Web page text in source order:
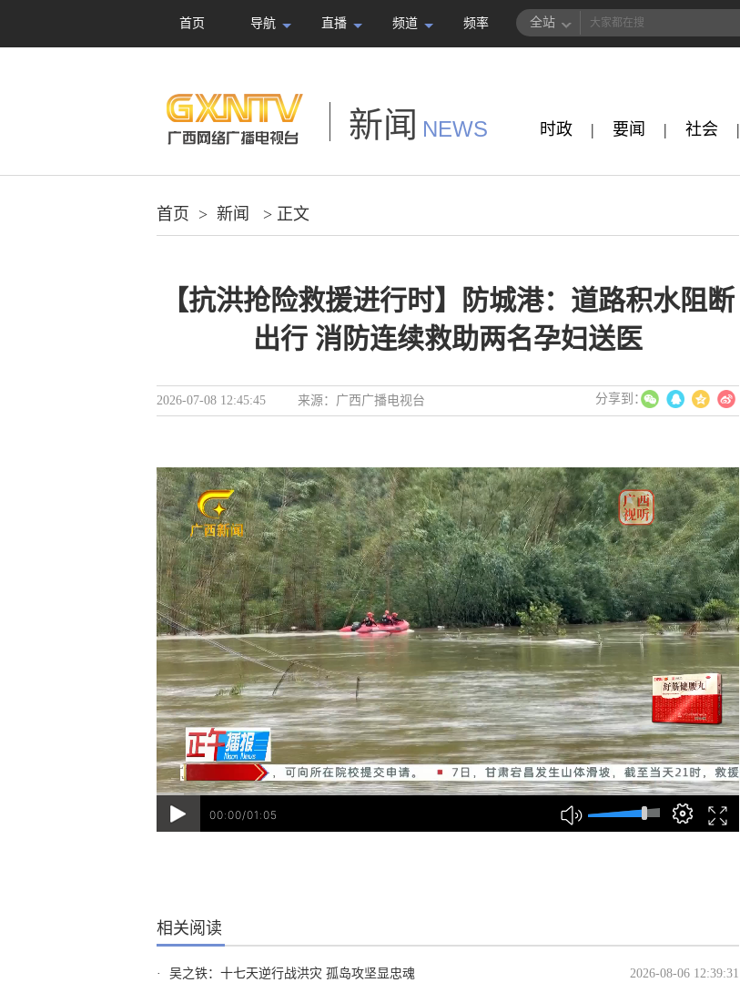
首页 导航 直播 频道 频率 全站
新闻 NEWS 时政 | 要闻 | 社会 |
首页 > 新闻 > 正文
【抗洪抢险救援进行时】防城港：道路积水阻断
出行 消防连续救助两名孕妇送医
2026-07-08 12:45:45 来源： 广西广播电视台
00:00/01:05
相关阅读
· 吴之铁：十七天逆行战洪灾 孤岛攻坚显忠魂
2026-08-06 12:39:31